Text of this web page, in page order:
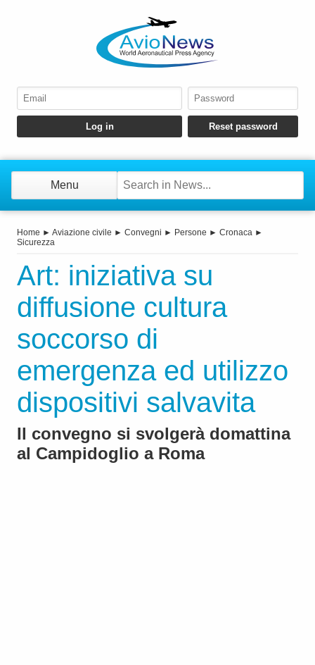
Menu
Home ► Aviazione civile ► Convegni ► Persone ► Cronaca ►
Sicurezza
Art: iniziativa su
diffusione cultura
soccorso di
emergenza ed utilizzo
dispositivi salvavita
Il convegno si svolgerà domattina
al Campidoglio a Roma